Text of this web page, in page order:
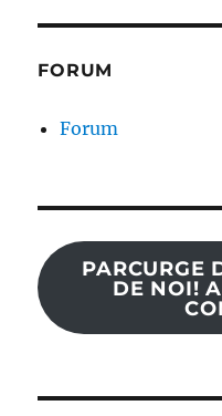
FORUM
Forum
PARCURGE
DE NOI!